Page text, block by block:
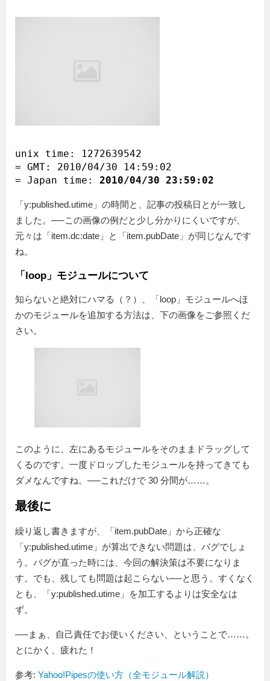
unix time: 1272639542
= GMT: 2010/04/30 14:59:02
= Japan time: 2010/04/30 23:59:02
「y:published.utime」の時間と、記事の投稿日とが一致し
ました。──この画像の例だと少し分かりにくいですが、
元々は「item.dc:date」と「item.pubDate」が同じなんです
ね。
「loop」モジュールについて
知らないと絶対にハマる（？）、「loop」モジュールへほ
かのモジュールを追加する方法は、下の画像をご参照くだ
さい。
このように、左にあるモジュールをそのままドラッグして
くるのです。一度ドロップしたモジュールを持ってきても
ダメなんですね。──これだけで 30 分間が……。
最後に
繰り返し書きますが、「item.pubDate」から正確な
「y:published.utime」が算出できない問題は、バグでしょ
う。バグが直った時には、今回の解決策は不要になりま
す。でも、残しても問題は起こらない──と思う。すくなく
とも、「y:published.utime」を加工するよりは安全なは
ず。
──まぁ、自己責任でお使いください、ということで……。
とにかく、疲れた！
参考: Yahoo!Pipesの使い方（全モジュール解説）